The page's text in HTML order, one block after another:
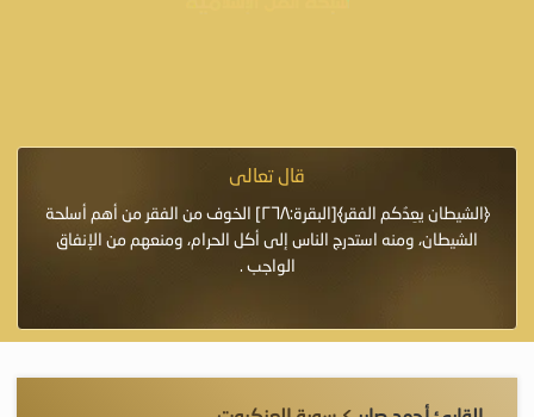
قال تعالى
﴿الشيطان يعِدُكم الفقر﴾[البقرة:٢٦٨] الخوف من الفقر من أهم أسلحة
الشيطان، ومنه استدرج الناس إلى أكل الحرام، ومنعهم من الإنفاق
الواجب .